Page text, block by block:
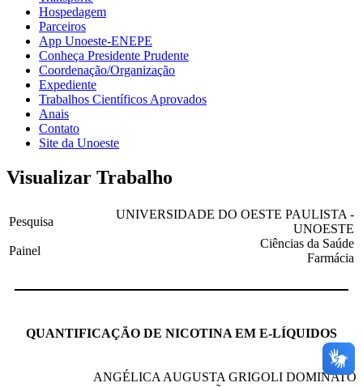
Hospedagem
Parceiros
App Unoeste-ENEPE
Conheça Presidente Prudente
Coordenação/Organização
Expediente
Trabalhos Científicos Aprovados
Anais
Contato
Site da Unoeste
Visualizar Trabalho
Pesquisa
Painel
UNIVERSIDADE DO OESTE PAULISTA -
UNOESTE
Ciências da Saúde
Farmácia
QUANTIFICAÇÃO DE NICOTINA EM E-LÍQUIDOS
ANGÉLICA AUGUSTA GRIGOLI DOMINATO